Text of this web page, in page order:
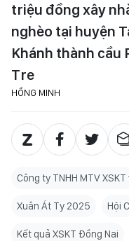
triệu đồng xây
nghèo tại huyện
Khánh thành cầu
Tre
HỒNG MINH
Công ty TNHH MTV
Xuân Át Ty 2025 Hội
Kết quả XSKT Đồng Nai